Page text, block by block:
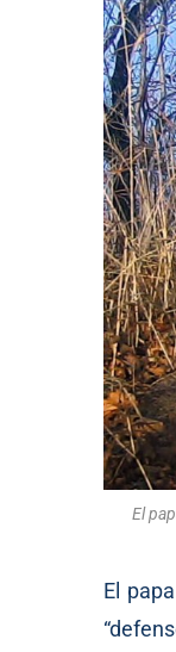
El
El